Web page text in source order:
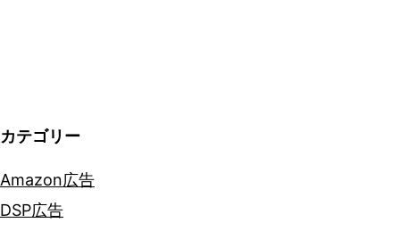
カテゴリー
Amazon広告
DSP広告